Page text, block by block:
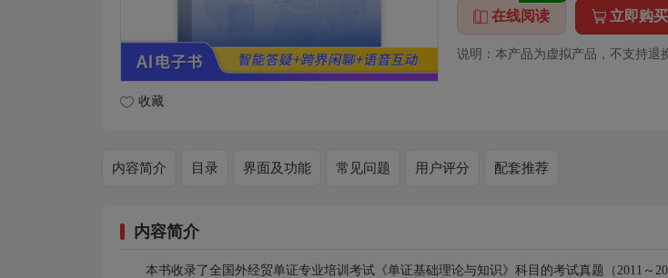
收藏
在线阅读 立即购买
说明：本产品为虚拟产品，不支持退
内容简介 目录 界面及功能 常见问题 用户评分 配套推荐
内容简介
本书收录了全国外经贸单证专业培训考试《单证基础理论与知识》科目的考试真题（2011～